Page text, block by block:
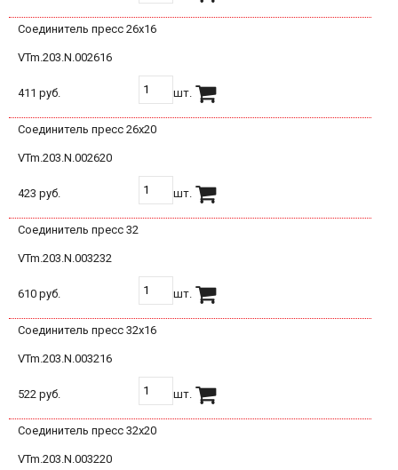
Соединитель пресс 26х16
VTm.203.N.002616
411 руб. шт.
Соединитель пресс 26х20
VTm.203.N.002620
423 руб. шт.
Соединитель пресс 32
VTm.203.N.003232
610 руб. шт.
Соединитель пресс 32х16
VTm.203.N.003216
522 руб. шт.
Соединитель пресс 32х20
VTm.203.N.003220